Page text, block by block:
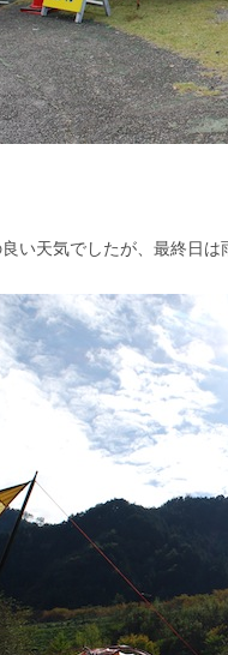
い天気でしたが、最終日は